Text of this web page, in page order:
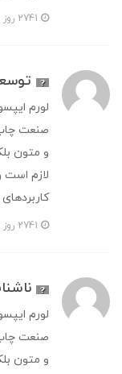
لورم
صنعت چاپ
و متون
لازم است
لورم
صنعت چاپ
و متون